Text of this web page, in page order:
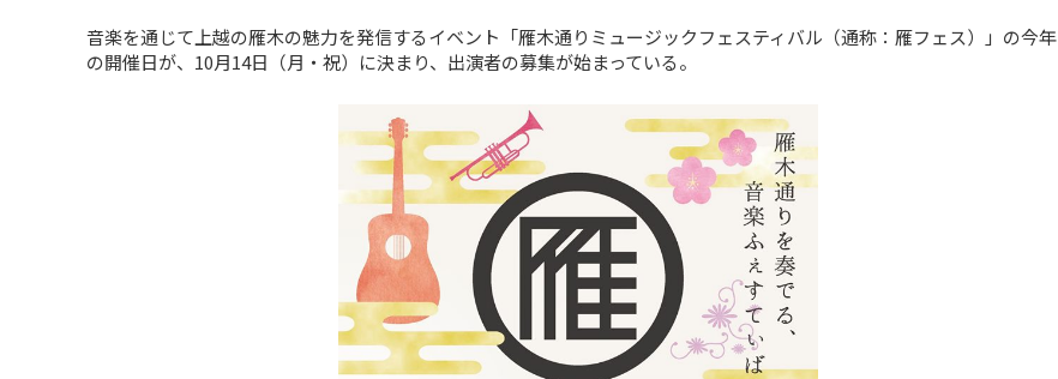
音楽を通じて上越の雁木の魅力を発信するイベント「雁木通りミュージックフェスティバル（通称：雁フェス）」の今年
の開催日が、10月14日（月・祝）に決まり、出演者の募集が始まっている。